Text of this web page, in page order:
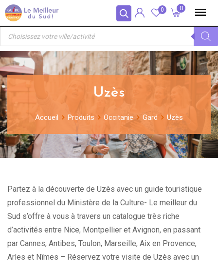
Panneau de gestion des cookies
Skip
to
content
0
0
Recherche
produits
Uzès
Accueil Produits Occitanie Gard Uzès
Partez à la découverte de Uzès avec un guide touristique
professionnel du Ministère de la Culture- Le meilleur du
Sud s’offre à vous à travers un catalogue très riche
d’activités entre Nice, Montpellier et Avignon, en passant
par Cannes, Antibes, Toulon, Marseille, Aix en Provence,
Arles et Nîmes – Réservez votre visite de Uzès avec un